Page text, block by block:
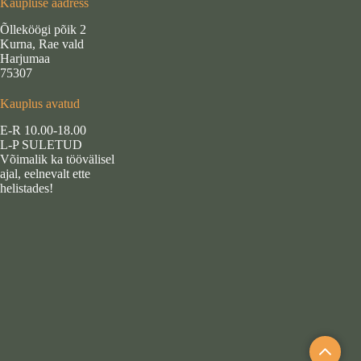
Kaupluse aadress
Õlleköögi põik 2
Kurna, Rae vald
Harjumaa
75307
Kauplus avatud
E-R 10.00-18.00
L-P SULETUD
Võimalik ka töövälisel
ajal, eelnevalt ette
helistades!